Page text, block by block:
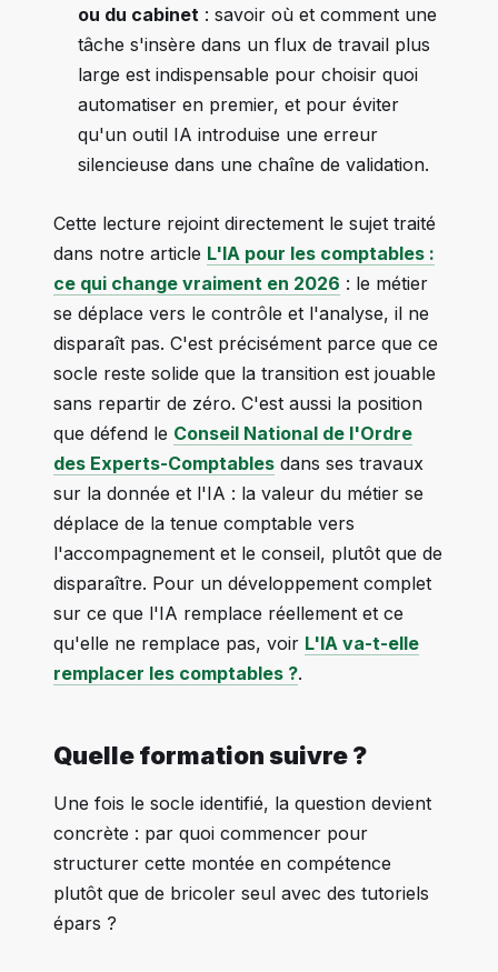
ou du cabinet : savoir où et comment une
tâche s'insère dans un flux de travail plus
large est indispensable pour choisir quoi
automatiser en premier, et pour éviter
qu'un outil IA introduise une erreur
silencieuse dans une chaîne de validation.
Cette lecture rejoint directement le sujet traité
dans notre article L'IA pour les comptables :
ce qui change vraiment en 2026 : le métier
se déplace vers le contrôle et l'analyse, il ne
disparaît pas. C'est précisément parce que ce
socle reste solide que la transition est jouable
sans repartir de zéro. C'est aussi la position
que défend le Conseil National de l'Ordre
des Experts-Comptables dans ses travaux
sur la donnée et l'IA : la valeur du métier se
déplace de la tenue comptable vers
l'accompagnement et le conseil, plutôt que de
disparaître. Pour un développement complet
sur ce que l'IA remplace réellement et ce
qu'elle ne remplace pas, voir L'IA va-t-elle
remplacer les comptables ?.
Quelle formation suivre ?
Une fois le socle identifié, la question devient
concrète : par quoi commencer pour
structurer cette montée en compétence
plutôt que de bricoler seul avec des tutoriels
épars ?